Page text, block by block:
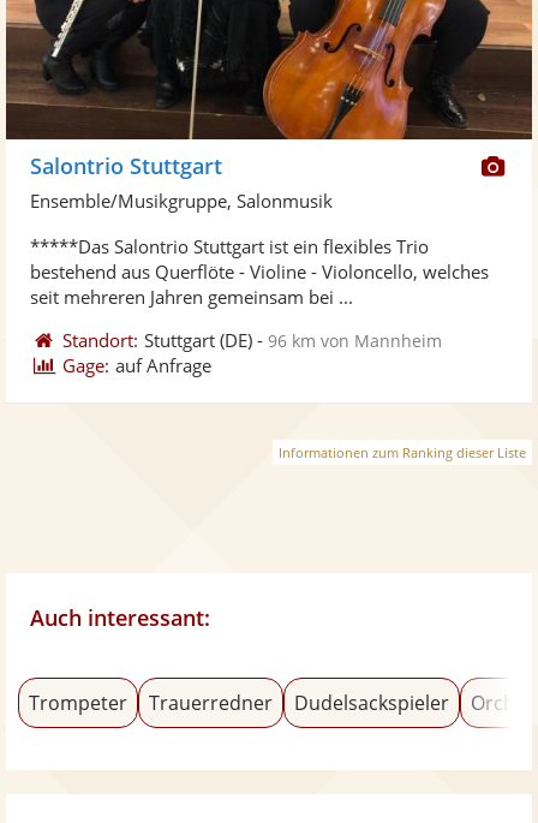
Salontrio Stuttgart
Ensemble/Musikgruppe, Salonmusik
*****Das Salontrio Stuttgart ist ein flexibles Trio
bestehend aus Querflöte - Violine - Violoncello, welches
seit mehreren Jahren gemeinsam bei ...
Standort: Stuttgart (DE) -96 km von Mannheim
Gage: auf Anfrage
Informationen zum Ranking dieser Liste
Auch interessant:
Trompeter Trauerredner Dudelsackspieler